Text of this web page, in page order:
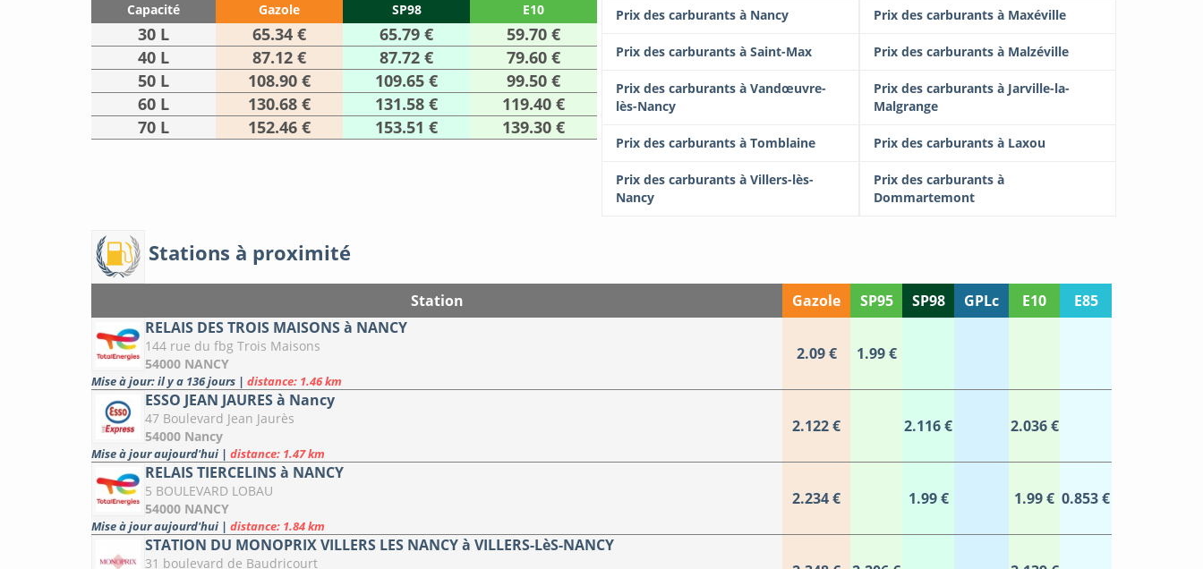
Capacité Gazole SP98 E10
30 L 65.34 € 65.79 €
59.70 €
40 L
87.12 € 87.72 €
79.60 €
50 L
108.90 € 109.65 €
99.50 €
60 L
130.68 € 131.58 €
119.40 €
70 L
152.46 € 153.51 € 139.30 €
Prix des carburants à Nancy Prix des carburants à Maxéville
Prix des carburants à Saint-Max Prix des carburants à Malzéville
Prix des carburants à Vandœuvre-
lès-Nancy
Prix des carburants à Jarville-la-
Malgrange
Prix des carburants à Tomblaine Prix des carburants à Laxou
Prix des carburants à Villers-lès-
Nancy
Prix des carburants à
Dommartemont
Stations à proximité
Station Gazole SP95 SP98 GPLc E10
E85
RELAIS DES TROIS MAISONS à NANCY
144 rue du fbg Trois Maisons
54000 NANCY
Mise à jour: il y a 136 jours | distance: 1.46 km
2.09 € 1.99 €
ESSO JEAN JAURES à Nancy
47 Boulevard Jean Jaurès
54000 Nancy
Mise à jour aujourd'hui | distance: 1.47 km
2.122 € 2.116 € 2.036 €
RELAIS TIERCELINS à NANCY
5 BOULEVARD LOBAU
54000 NANCY
Mise à jour aujourd'hui | distance: 1.84 km
2.234 € 1.99 € 1.99 € 0.853 €
STATION DU MONOPRIX VILLERS LES NANCY à VILLERS-LèS-NANCY
31 boulevard de Baudricourt